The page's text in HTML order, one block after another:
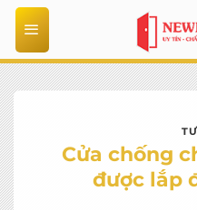
Bỏ
qua
nội
dung
Cửa chống
được lắp